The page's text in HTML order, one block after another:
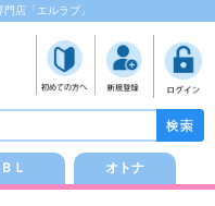
店「エルラブ」
ＢＬ オトナ